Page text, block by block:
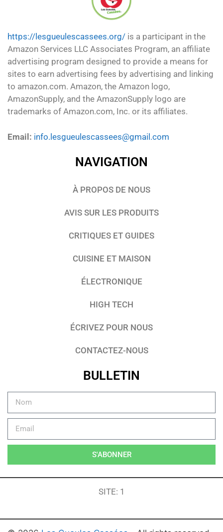
https://lesgueulescassees.org/ is a participant in the
Amazon Services LLC Associates Program, an affiliate
advertising program designed to provide a means for
sites to earn advertising fees by advertising and linking
to amazon.com. Amazon, the Amazon logo,
AmazonSupply, and the AmazonSupply logo are
trademarks of Amazon.com, Inc. or its affiliates.
Email: info.lesgueulescassees@gmail.com
NAVIGATION
À PROPOS DE NOUS
AVIS SUR LES PRODUITS
CRITIQUES ET GUIDES
CUISINE ET MAISON
ÉLECTRONIQUE
HIGH TECH
ÉCRIVEZ POUR NOUS
CONTACTEZ-NOUS
BULLETIN
S'ABONNER
SITE: 1